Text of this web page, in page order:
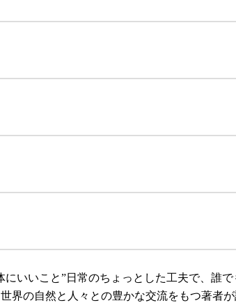
にいいこと”日常のちょっとした工夫で、誰
界の自然と人々との豊かな交流をもつ著者